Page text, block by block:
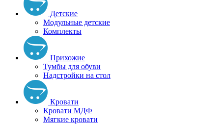
Детские
Модульные детские
Комплекты
Прихожие
Тумбы для обуви
Надстройки на стол
Кровати
Кровати МДФ
Мягкие кровати